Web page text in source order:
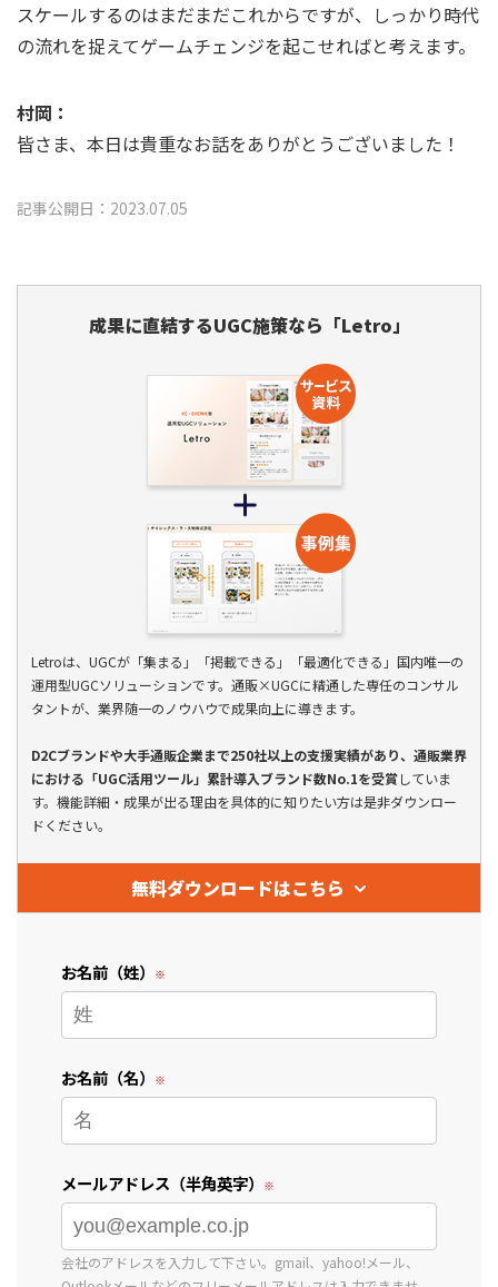
スケールするのはまだまだこれからですが、しっかり時代
の流れを捉えてゲームチェンジを起こせればと考えます。
村岡：
皆さま、本日は貴重なお話をありがとうございました！
記事公開日：2023.07.05
成果に直結するUGC施策なら「Letro」
Letroは、UGCが「集まる」「掲載できる」「最適化できる」国内唯一の
運用型UGCソリューションです。通販×UGCに精通した専任のコンサル
タントが、業界随一のノウハウで成果向上に導きます。
D2Cブランドや大手通販企業まで250社以上の支援実績があり、通販業界
における「UGC活用ツール」累計導入ブランド数No.1を受賞していま
す。機能詳細・成果が出る理由を具体的に知りたい方は是非ダウンロー
ドください。
無料ダウンロードはこちら
お名前（姓）
お名前（名）
メールアドレス（半角英字）
会社のアドレスを入力して下さい。gmail、yahoo!メール、